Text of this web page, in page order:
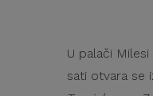
U palači
sati otvara se